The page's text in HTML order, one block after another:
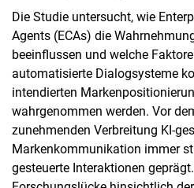
Die Studie untersucht, wie
Agents (ECAs) die
beeinflussen und welche
automatisierte Dialogsysteme
intendierten
wahrgenommen werden. Vor
zunehmenden Verbreitung KI-
Markenkommunikation immer
gesteuerte Interaktionen